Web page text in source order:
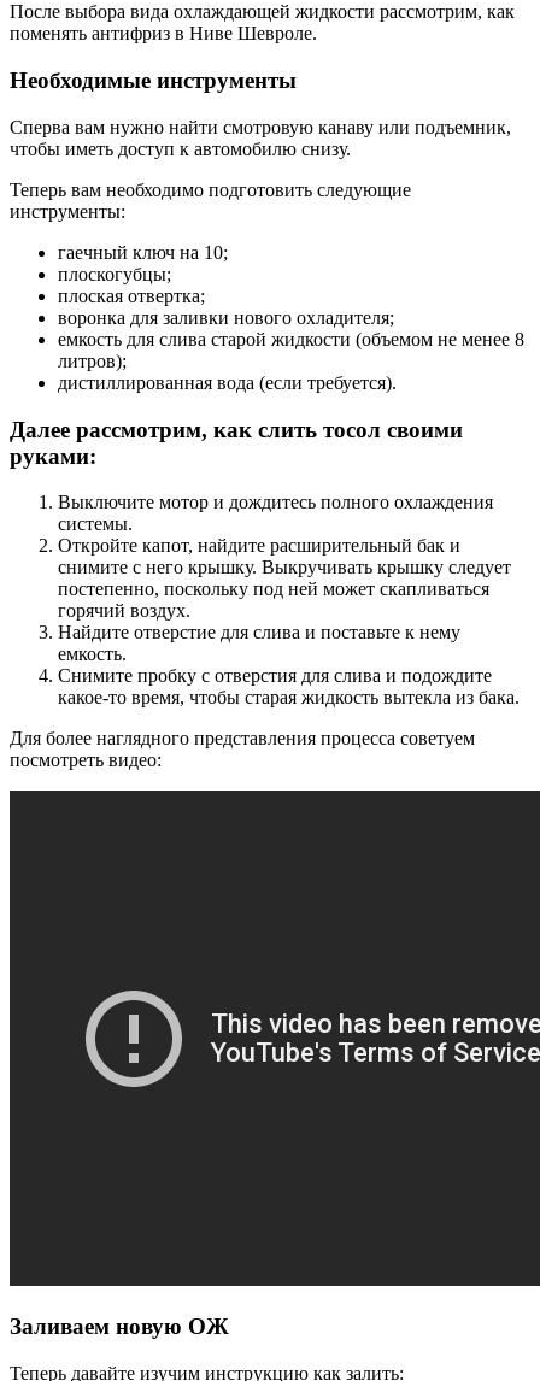
После выбора вида охлаждающей жидкости рассмотрим, как
поменять антифриз в Ниве Шевроле.
Необходимые инструменты
Сперва вам нужно найти смотровую канаву или подъемник,
чтобы иметь доступ к автомобилю снизу.
Теперь вам необходимо подготовить следующие
инструменты:
гаечный ключ на 10;
плоскогубцы;
плоская отвертка;
воронка для заливки нового охладителя;
емкость для слива старой жидкости (объемом не менее 8
литров);
дистиллированная вода (если требуется).
Далее рассмотрим, как слить тосол своими
руками:
Выключите мотор и дождитесь полного охлаждения
системы.
Откройте капот, найдите расширительный бак и
снимите с него крышку. Выкручивать крышку следует
постепенно, поскольку под ней может скапливаться
горячий воздух.
Найдите отверстие для слива и поставьте к нему
емкость.
Снимите пробку с отверстия для слива и подождите
какое-то время, чтобы старая жидкость вытекла из бака.
Для более наглядного представления процесса советуем
посмотреть видео:
Заливаем новую ОЖ
Теперь давайте изучим инструкцию как залить: